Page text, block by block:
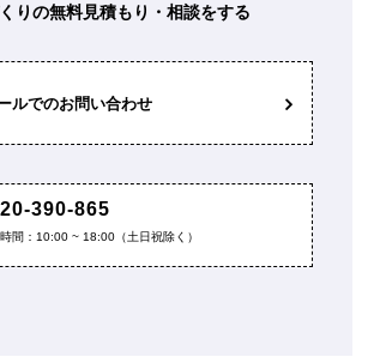
りの無料見積もり・相談をする
ルでのお問い合わせ
390-865
間：10:00 ~ 18:00（土日祝除く）